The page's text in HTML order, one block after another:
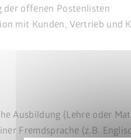
der offenen Postenlisten
mit Kunden, Vertrieb und
Ausbildung (Lehre oder
Fremdsprache (z.B.
50% auf